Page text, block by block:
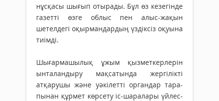
нұсқасы шығып отырады. Бұл өз кезегінде
газетті өзге облыс пен алыс-жақын
шетелдегі оқырмандардың үздіксіз оқуына
тиімді.
Шығармашылық ұжым қызметкерлерін
ынта­ландыру мақ­са­тында жер­гілікті
атқарушы және уәкі­летті органдар тара­
пынан құрмет көр­сету іс-шаралары үйлес­